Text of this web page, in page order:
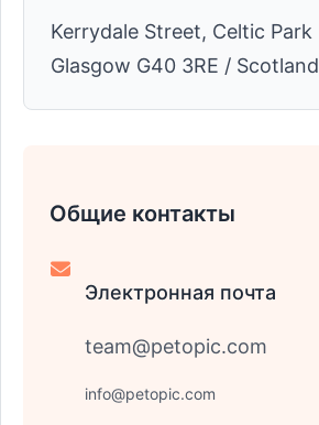
Kerrydale Street, Celtic Park
Glasgow G40 3RE / Scotland
Общие контакты
Электронная почта
team@petopic.com
info@petopic.com